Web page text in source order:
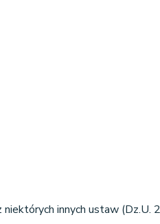
innych ustaw (Dz.U.